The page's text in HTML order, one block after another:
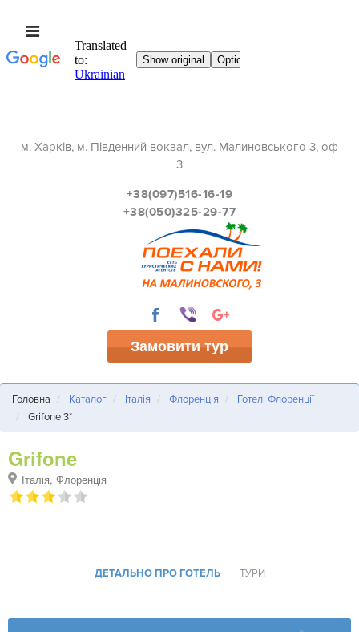
м. Харків, м. Південний вокзал, вул. Малиновського 3, оф
3
+38(097)516-16-19
+38(050)325-29-77
Замовити тур
Головна Каталог Італія Флоренція
Готелі Флоренції
Grifone 3*
Grifone
Італія, Флоренція
ДЕТАЛЬНО ПРО ГОТЕЛЬ ТУРИ